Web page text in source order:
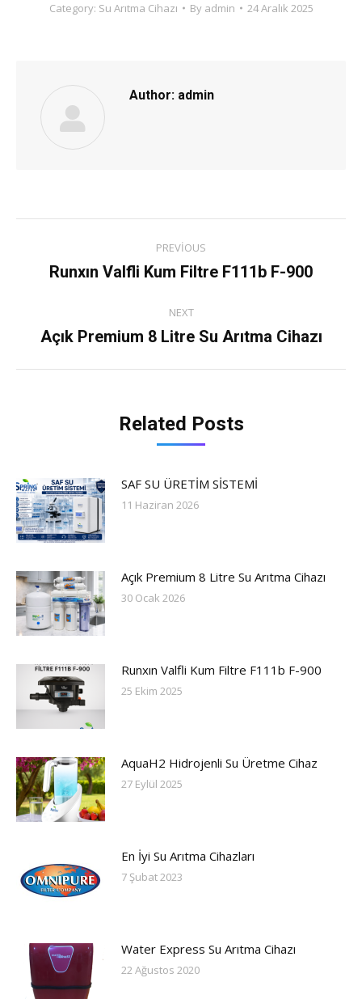
Category: Su Arıtma Cihazı By admin 24 Aralık 2025
Author: admin
navigation
PREVIOUS
Previous
Runxın Valfli Kum Filtre F111b F-900
NEXT
Next
Açık Premium 8 Litre Su Arıtma Cihazı
Related Posts
SAF SU ÜRETİM SİSTEMİ
11 Haziran 2026
Açık Premium 8 Litre Su Arıtma Cihazı
30 Ocak 2026
Runxın Valfli Kum Filtre F111b F-900
25 Ekim 2025
AquaH2 Hidrojenli Su Üretme Cihaz
27 Eylül 2025
En İyi Su Arıtma Cihazları
7 Şubat 2023
Water Express Su Arıtma Cihazı
22 Ağustos 2020